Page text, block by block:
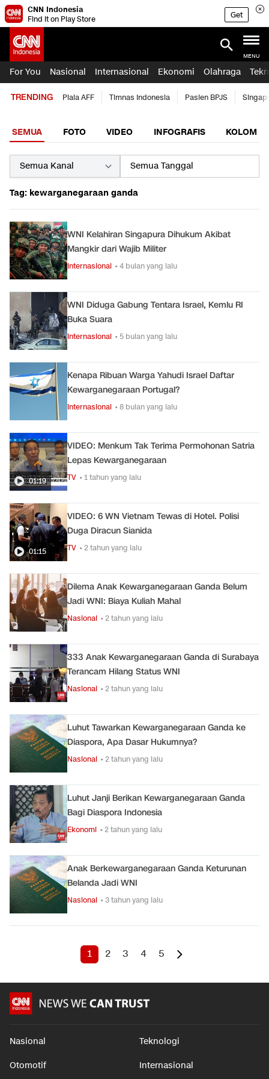
CNN Indonesia
Find it on Play Store
Get
MENU
For You Nasional Internasional Ekonomi Olahraga
TRENDING Piala AFF Timnas Indonesia Pasien BPJS
SEMUA FOTO VIDEO INFOGRAFIS KOLOM
Tag: kewarganegaraan ganda
WNI Kelahiran Singapura Dihukum Akibat
Mangkir dari Wajib Militer
Internasional • 4 bulan yang lalu
WNI Diduga Gabung Tentara Israel, Kemlu RI
Buka Suara
Internasional • 5 bulan yang lalu
Kenapa Ribuan Warga Yahudi Israel Daftar
Kewarganegaraan Portugal?
Internasional • 8 bulan yang lalu
01:19
VIDEO: Menkum Tak Terima Permohonan Satria
Lepas Kewarganegaraan
TV • 1 tahun yang lalu
01:15
VIDEO: 6 WN Vietnam Tewas di Hotel. Polisi
Duga Diracun Sianida
TV • 2 tahun yang lalu
Dilema Anak Kewarganegaraan Ganda Belum
Jadi WNI: Biaya Kuliah Mahal
Nasional • 2 tahun yang lalu
333 Anak Kewarganegaraan Ganda di Surabaya
Terancam Hilang Status WNI
Nasional • 2 tahun yang lalu
Luhut Tawarkan Kewarganegaraan Ganda ke
Diaspora, Apa Dasar Hukumnya?
Nasional • 2 tahun yang lalu
Luhut Janji Berikan Kewarganegaraan Ganda
Bagi Diaspora Indonesia
Ekonomi • 2 tahun yang lalu
Anak Berkewarganegaraan Ganda Keturunan
Belanda Jadi WNI
Nasional • 3 tahun yang lalu
1 2 3 4 5
Nasional Teknologi
Otomotif Internasional